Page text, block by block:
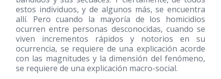
estos individuos, y de algunos más, se encuentra
allí. Pero cuando la mayoría de los homicidios
ocurren entre personas desconocidas, cuando se
viven incrementos rápidos y notorios en su
ocurrencia, se requiere de una explicación acorde
con las magnitudes y la dimensión del fenómeno,
se requiere de una explicación macro-social.